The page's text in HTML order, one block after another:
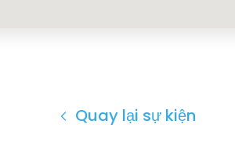
Quay lại sự kiện